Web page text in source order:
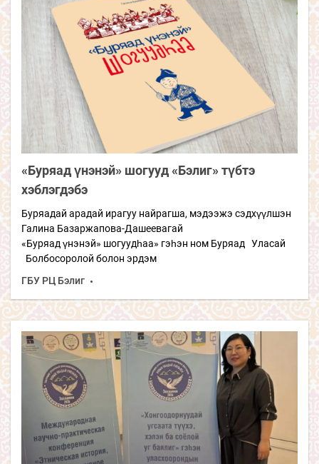
«Буряад үнэнэй» шогууд «Бэлиг» түбтэ
хэблэгдэбэ
Буряадай арадай ирагуу найрагша, мэдээжэ сэдхүүлшэн
Галина Базаржапова-Дашеевагай
«Буряад үнэнэй» шогуудһаа» гэһэн ном Буряад Уласай
Болбосоролой болон эрдэм
ГБУ РЦ Бэлиг